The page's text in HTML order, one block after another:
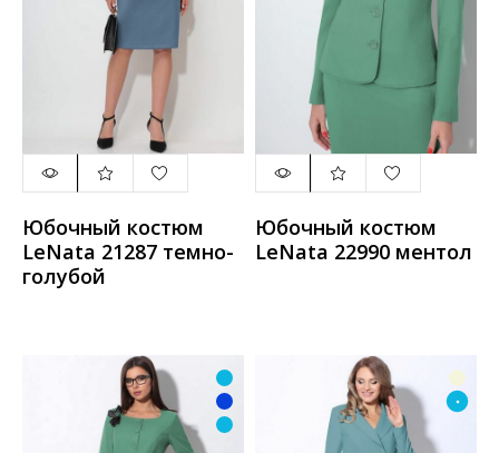
Юбочный костюм
LeNata 21287 темно-
голубой
Юбочный костюм
LeNata 22990 ментол